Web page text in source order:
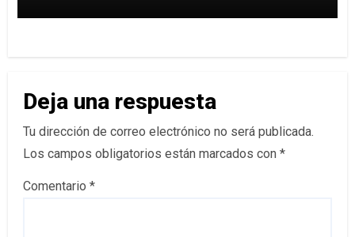
Deja una respuesta
Tu dirección de correo electrónico no será publicada.
Los campos obligatorios están marcados con *
Comentario *